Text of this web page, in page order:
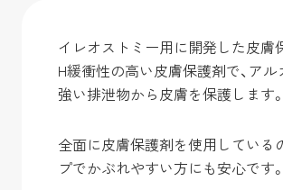
イレオストミー用に開発した皮膚
H緩衝性の高い皮膚保護剤で、ア
強い排泄物から皮膚を保護します。
全面に皮膚保護剤を使用している
プでかぶれやすい方にも安心です。